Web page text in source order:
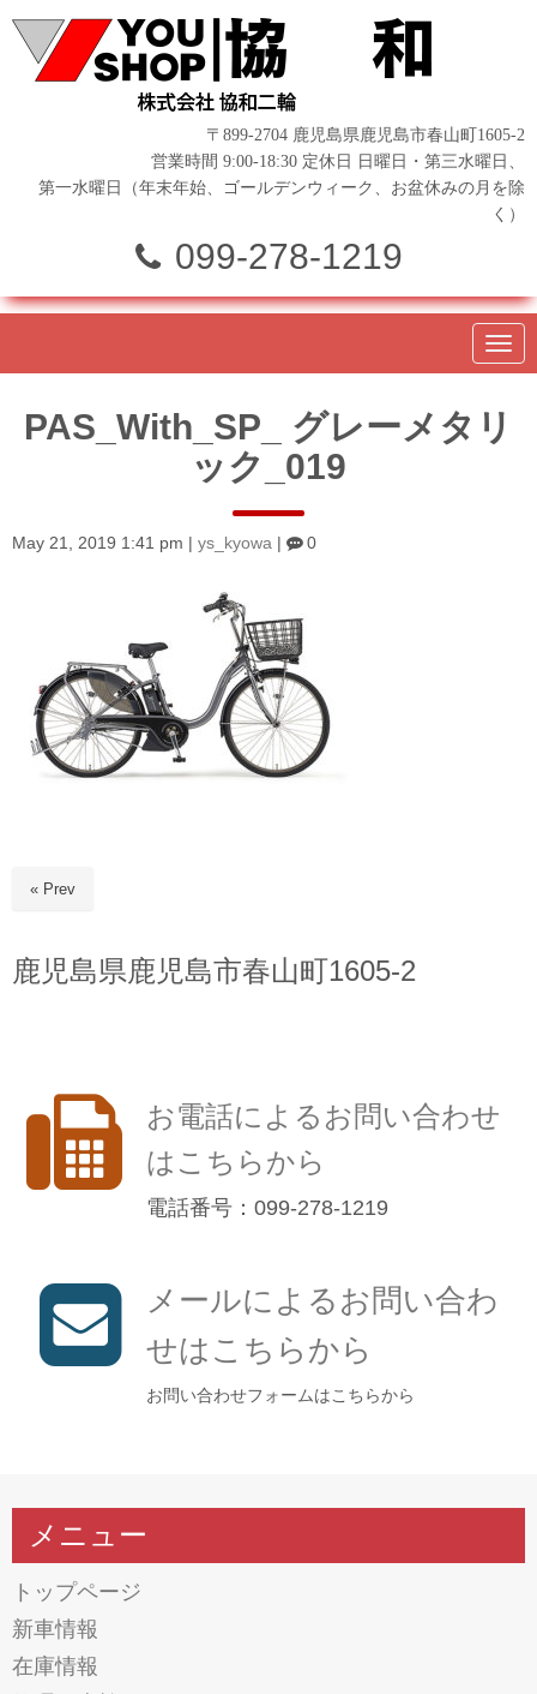
〒899-2704 鹿児島県鹿児島市春山町1605-2
営業時間 9:00-18:30 定休日 日曜日・第三水曜日、
第一水曜日（年末年始、ゴールデンウィーク、お盆休みの月を除
く）
099-278-1219
N
a
g
a
PAS_With_SP_ グレーメタリ
ック_019
May 21, 2019 1:41 pm ys_kyowa 0
« Prev
鹿児島県鹿児島市春山町1605-2
お電話によるお問い合わせ
はこちらから
電話番号：099-278-1219
メールによるお問い合わ
せはこちらから
お問い合わせフォームはこちらから
メニュー
トップページ
新車情報
在庫情報